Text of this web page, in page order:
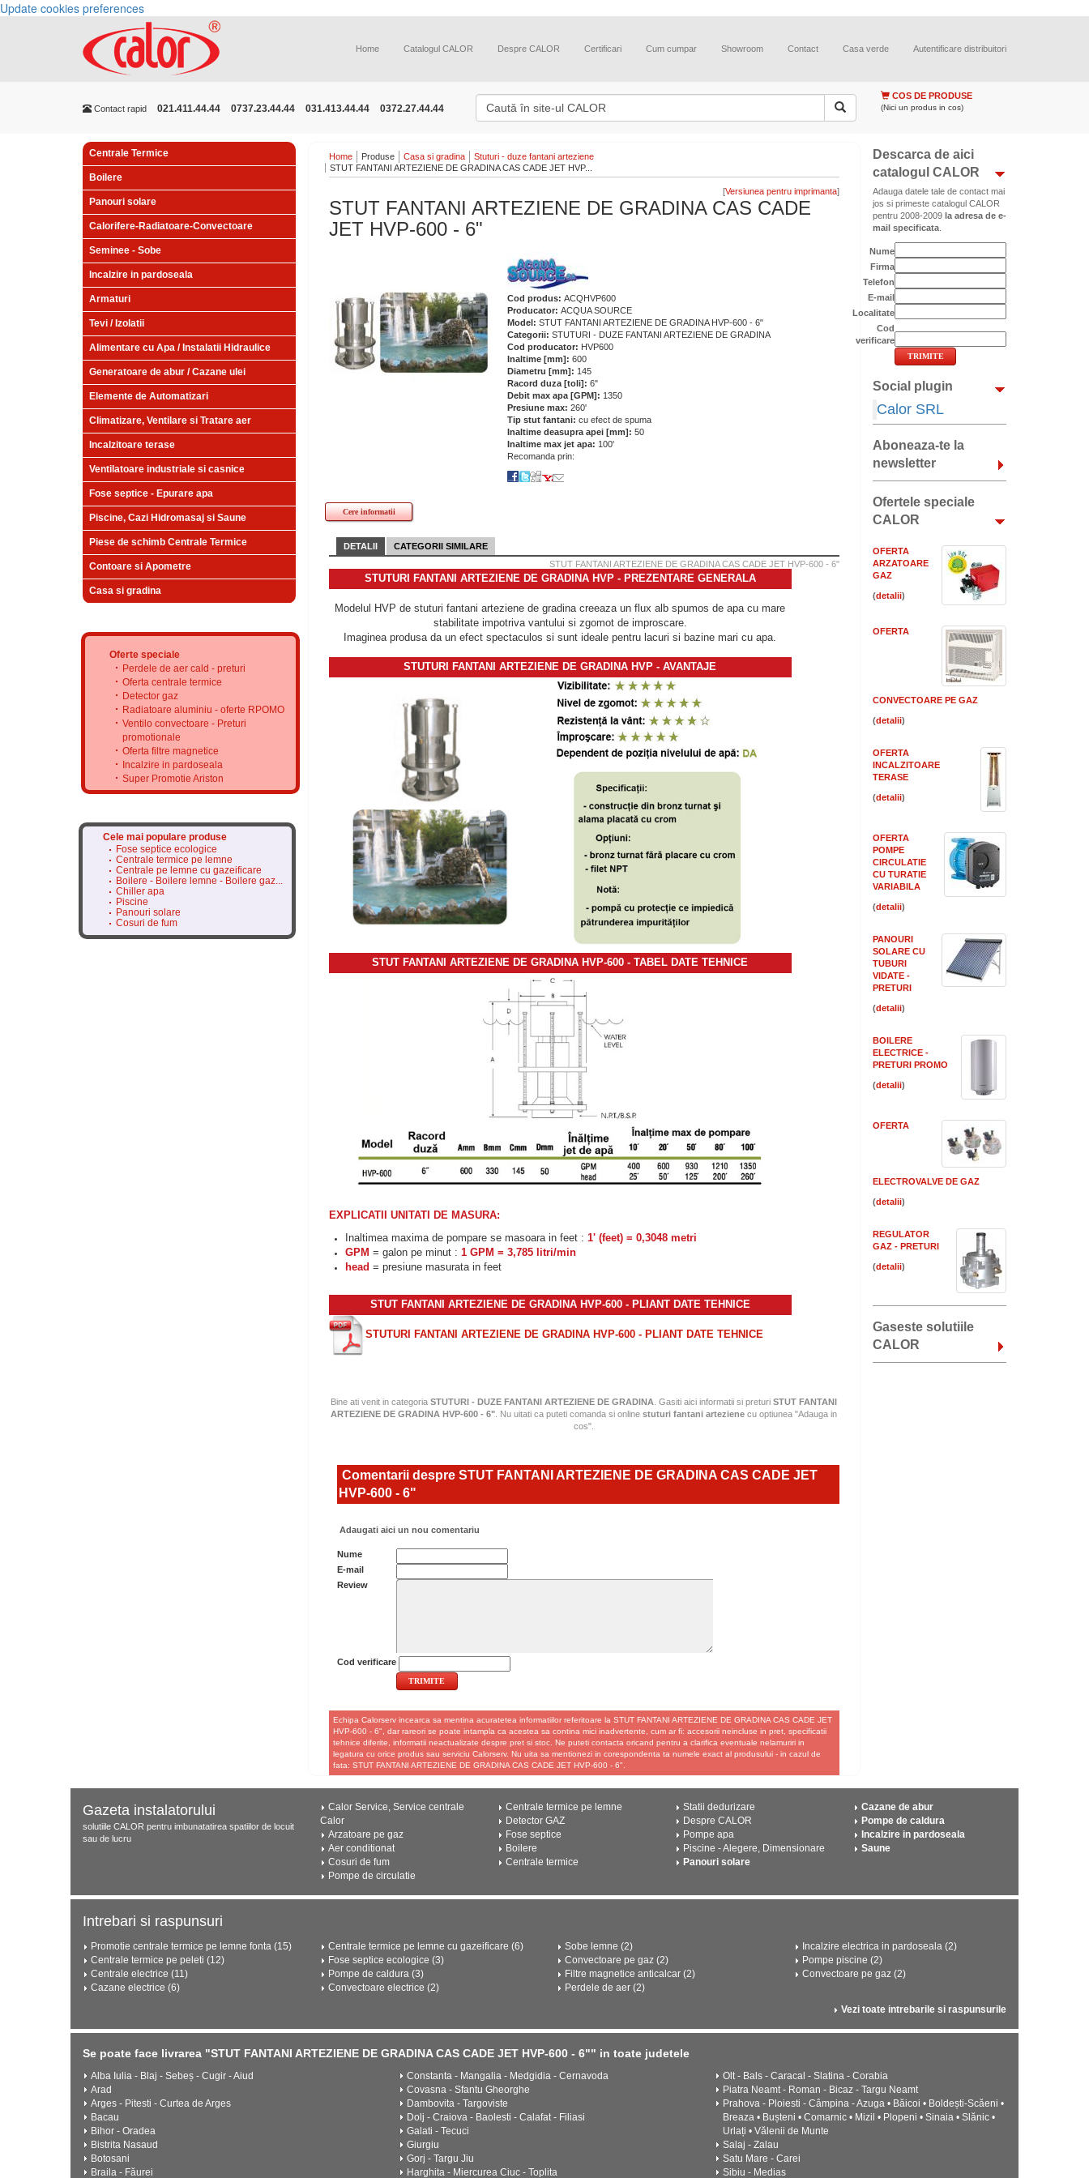
Update cookies preferences
Home Catalogul CALOR Despre CALOR Certificari Cum cumpar Showroom Contact Casa verde Autentificare distribuitori
Contact rapid 021.411.44.44 0737.23.44.44 031.413.44.44 0372.27.44.44
COS DE PRODUSE
(Nici un produs in cos)
Centrale Termice
Boilere
Panouri solare
Calorifere-Radiatoare-Convectoare
Seminee - Sobe
Incalzire in pardoseala
Armaturi
Tevi / Izolatii
Alimentare cu Apa / Instalatii Hidraulice
Generatoare de abur / Cazane ulei
Elemente de Automatizari
Climatizare, Ventilare si Tratare aer
Incalzitoare terase
Ventilatoare industriale si casnice
Fose septice - Epurare apa
Piscine, Cazi Hidromasaj si Saune
Piese de schimb Centrale Termice
Contoare si Apometre
Casa si gradina
Oferte speciale
Perdele de aer cald - preturi
Oferta centrale termice
Detector gaz
Radiatoare aluminiu - oferte RPOMO
Ventilo convectoare - Preturi
promotionale
Oferta filtre magnetice
Incalzire in pardoseala
Super Promotie Ariston
Cele mai populare produse
Fose septice ecologice
Centrale termice pe lemne
Centrale pe lemne cu gazeificare
Boilere - Boilere lemne - Boilere gaz...
Chiller apa
Piscine
Panouri solare
Cosuri de fum
Home Produse Casa si gradina
Stuturi - duze fantani arteziene
STUT FANTANI ARTEZIENE DE GRADINA CAS CADE JET HVP...
[ ]
STUT FANTANI ARTEZIENE DE GRADINA CAS CADE
JET HVP-600 - 6"
Cod produs: ACQHVP600
Producator: ACQUA SOURCE
Model: STUT FANTANI ARTEZIENE DE GRADINA HVP-600 - 6"
Categorii: STUTURI - DUZE FANTANI ARTEZIENE DE GRADINA
Cod producator: HVP600
Inaltime [mm]: 600
Diametru [mm]: 145
Racord duza [toli]: 6"
Debit max apa [GPM]: 1350
Presiune max: 260'
Tip stut fantani: cu efect de spuma
Inaltime deasupra apei [mm]: 50
Inaltime max jet apa: 100'
Recomanda prin:
Cere informatii
DETALII
CATEGORII SIMILARE
STUT FANTANI ARTEZIENE DE GRADINA CAS CADE JET HVP-600 - 6"
STUTURI FANTANI ARTEZIENE DE GRADINA HVP - PREZENTARE GENERALA
Modelul HVP de stuturi fantani arteziene de gradina creeaza un flux alb spumos de apa cu mare
stabilitate impotriva vantului si zgomot de improscare.
Imaginea produsa da un efect spectaculos si sunt ideale pentru lacuri si bazine mari cu apa.
STUTURI FANTANI ARTEZIENE DE GRADINA HVP - AVANTAJE
STUT FANTANI ARTEZIENE DE GRADINA HVP-600 - TABEL DATE TEHNICE
EXPLICATII UNITATI DE MASURA:
Inaltimea maxima de pompare se masoara in feet : 1' (feet) = 0,3048 metri
GPM = galon pe minut : 1 GPM = 3,785 litri/min
head = presiune masurata in feet
STUT FANTANI ARTEZIENE DE GRADINA HVP-600 - PLIANT DATE TEHNICE
STUTURI FANTANI ARTEZIENE DE GRADINA HVP-600 - PLIANT DATE TEHNICE
Bine ati venit in categoriaSTUTURI - DUZE FANTANI ARTEZIENE DE GRADINA . Gasiti aici informatii si preturiSTUT FANTANI
ARTEZIENE DE GRADINA HVP-600 - 6" . Nu uitati ca puteti comanda si onlinestuturi fantani arteziene cu optiunea "Adauga in
cos".
Comentarii despre STUT FANTANI ARTEZIENE DE GRADINA CAS CADE JET
HVP-600 - 6"
Adaugati aici un nou comentariu
Nume
E-mail
Review
Cod verificare
Echipa Calorserv incearca sa mentina acuratetea informatiilor referitoare la STUT FANTANI ARTEZIENE DE GRADINA CAS CADE JET
HVP-600 - 6", dar rareori se poate intampla ca acestea sa contina mici inadvertente, cum ar fi: accesorii neincluse in pret, specificatii
tehnice diferite, informatii neactualizate despre pret si stoc. Ne puteti contacta oricand pentru a clarifica eventuale nelamuriri in
legatura cu orice produs sau serviciu Calorserv. Nu uita sa mentionezi in corespondenta ta numele exact al produsului - in cazul de
fata: STUT FANTANI ARTEZIENE DE GRADINA CAS CADE JET HVP-600 - 6".
Descarca de aici
catalogul CALOR
Adauga datele tale de contact mai
jos si primeste catalogul CALOR
pentru 2008-2009 la adresa de e-
mail specificata
Nume
Firma
Telefon
E-mail
Localitate
Cod
verificare
Social plugin
Calor SRL
Aboneaza-te la
newsletter
Ofertele speciale
CALOR
OFERTA
ARZATOARE
GAZ
( )
OFERTA
CONVECTOARE PE GAZ
( )
OFERTA
INCALZITOARE
TERASE
( )
OFERTA
POMPE
CIRCULATIE
CU TURATIE
VARIABILA
( )
PANOURI
SOLARE CU
TUBURI
VIDATE -
PRETURI
( )
BOILERE
ELECTRICE -
PRETURI PROMO
( )
OFERTA
ELECTROVALVE DE GAZ
( )
REGULATOR
GAZ - PRETURI
( )
Gaseste solutiile
CALOR
Gazeta instalatorului
solutiile CALOR pentru imbunatatirea spatiilor de locuit
sau de lucru
Calor Service, Service centrale
Calor
Arzatoare pe gaz
Aer conditionat
Cosuri de fum
Pompe de circulatie
Centrale termice pe lemne
Detector GAZ
Fose septice
Boilere
Centrale termice
Statii dedurizare
Despre CALOR
Pompe apa
Piscine - Alegere, Dimensionare
Panouri solare
Cazane de abur
Pompe de caldura
Incalzire in pardoseala
Saune
Intrebari si raspunsuri
Promotie centrale termice pe lemne fonta (15)
Centrale termice pe peleti (12)
Centrale electrice (11)
Cazane electrice (6)
Centrale termice pe lemne cu gazeificare (6)
Fose septice ecologice (3)
Pompe de caldura (3)
Convectoare electrice (2)
Sobe lemne (2)
Convectoare pe gaz (2)
Filtre magnetice anticalcar (2)
Perdele de aer (2)
Incalzire electrica in pardoseala (2)
Pompe piscine (2)
Convectoare pe gaz (2)
Vezi toate intrebarile si raspunsurile
Se poate face livrarea "STUT FANTANI ARTEZIENE DE GRADINA CAS CADE JET HVP-600 - 6"" in toate judetele
Alba Iulia - Blaj - Sebeș - Cugir - Aiud
Arad
Arges - Pitesti - Curtea de Arges
Bacau
Bihor - Oradea
Bistrita Nasaud
Botosani
Braila - Făurei
Constanta - Mangalia - Medgidia - Cernavoda
Covasna - Sfantu Gheorghe
Dambovita - Targoviste
Dolj - Craiova - Baolesti - Calafat - Filiasi
Galati - Tecuci
Giurgiu
Gorj - Targu Jiu
Harghita - Miercurea Ciuc - Toplita
Olt - Bals - Caracal - Slatina - Corabia
Piatra Neamt - Roman - Bicaz - Targu Neamt
Prahova - Ploiesti - Câmpina - Azuga • Băicoi • Boldești-Scăeni •
Breaza • Bușteni • Comarnic • Mizil • Plopeni • Sinaia • Slănic •
Urlați • Vălenii de Munte
Salaj - Zalau
Satu Mare - Carei
Sibiu - Medias